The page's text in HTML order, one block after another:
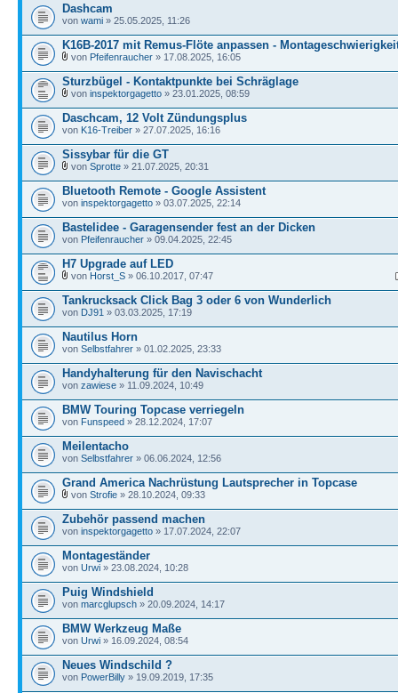
Dashcam
von wami » 25.05.2025, 11:26
K16B-2017 mit Remus-Flöte anpassen -
von Pfeifenraucher » 17.08.2025, 16:05
Sturzbügel - Kontaktpunkte bei Schräglage
von inspektorgagetto » 23.01.2025, 08:59
Daschcam, 12 Volt Zündungsplus
von K16-Treiber » 27.07.2025, 16:16
Sissybar für die GT
von Sprotte » 21.07.2025, 20:31
Bluetooth Remote - Google Assistent
von inspektorgagetto » 03.07.2025, 22:14
Bastelidee - Garagensender fest an der Dicken
von Pfeifenraucher » 09.04.2025, 22:45
H7 Upgrade auf LED
von Horst_S » 06.10.2017, 07:47
Tankrucksack Click Bag 3 oder 6 von Wunderlich
von DJ91 » 03.03.2025, 17:19
Nautilus Horn
von Selbstfahrer » 01.02.2025, 23:33
Handyhalterung für den Navischacht
von zawiese » 11.09.2024, 10:49
BMW Touring Topcase verriegeln
von Funspeed » 28.12.2024, 17:07
Meilentacho
von Selbstfahrer » 06.06.2024, 12:56
Grand America Nachrüstung Lautsprecher in Topcase
von Strofie » 28.10.2024, 09:33
Zubehör passend machen
von inspektorgagetto » 17.07.2024, 22:07
Montageständer
von Urwi » 23.08.2024, 10:28
Puig Windshield
von marcglupsch » 20.09.2024, 14:17
BMW Werkzeug Maße
von Urwi » 16.09.2024, 08:54
Neues Windschild ?
von PowerBilly » 19.09.2019, 17:35